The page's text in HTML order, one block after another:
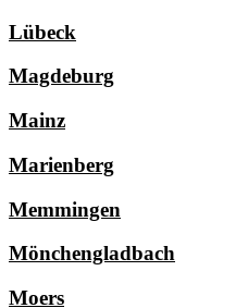
Lübeck
Magdeburg
Mainz
Marienberg
Memmingen
Mönchengladbach
Moers